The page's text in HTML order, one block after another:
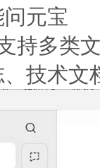
元宝
多类文
技术文